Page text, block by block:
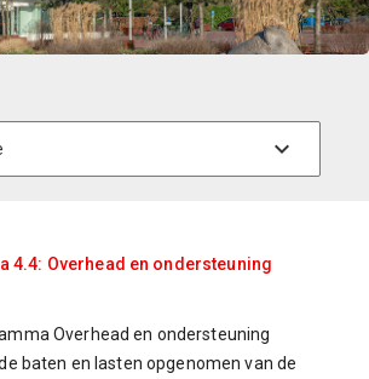
4.4: Overhead en ondersteuning
Overhead en ondersteuning
baten en lasten opgenomen van de